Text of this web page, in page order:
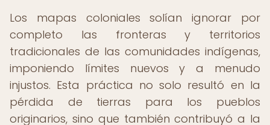
Los mapas coloniales solían ignorar por
completo las fronteras y territorios
tradicionales de las comunidades indígenas,
imponiendo límites nuevos y a menudo
injustos. Esta práctica no solo resultó en la
pérdida de tierras para los pueblos
originarios, sino que también contribuyó a la